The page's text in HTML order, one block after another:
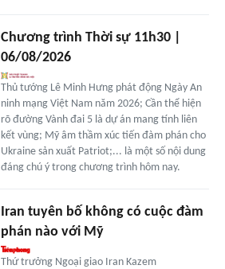
Chương trình Thời sự 11h30 |
06/08/2026
Thủ tướng Lê Minh Hưng phát động Ngày An
ninh mạng Việt Nam năm 2026; Cần thể hiện
rõ đường Vành đai 5 là dự án mang tính liên
kết vùng; Mỹ âm thầm xúc tiến đàm phán cho
Ukraine sản xuất Patriot;... là một số nội dung
đáng chú ý trong chương trình hôm nay.
Iran tuyên bố không có cuộc đàm
phán nào với Mỹ
Thứ trưởng Ngoại giao Iran Kazem